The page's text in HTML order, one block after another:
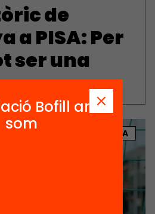
de
a PISA: Per
ser una
NOTÍCIA
Bofill ara
som